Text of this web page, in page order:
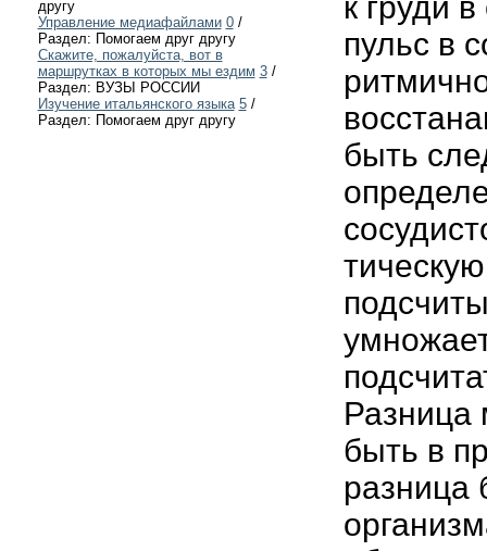
другу
Управление медиафайлами 0/
Раздел: Помогаем друг другу
Скажите, пожалуйста, вот в
маршрутках в которых мы ездим 3/
Раздел: ВУЗЫ РОССИИ
Изучение итальянского языка 5/
Раздел: Помогаем друг другу
к груди
пульс в
быть
Разница
быть в
разница